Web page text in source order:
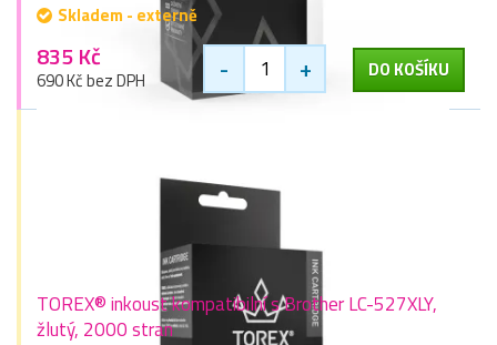
Skladem - externě
835 Kč
690 Kč bez DPH - + DO KOŠÍKU
TOREX® inkoust kompatibilní s Brother LC-527XLY,
žlutý, 2000 stran